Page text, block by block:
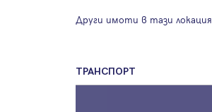
Други имоти в тази локация
ТРАНСПОРТ